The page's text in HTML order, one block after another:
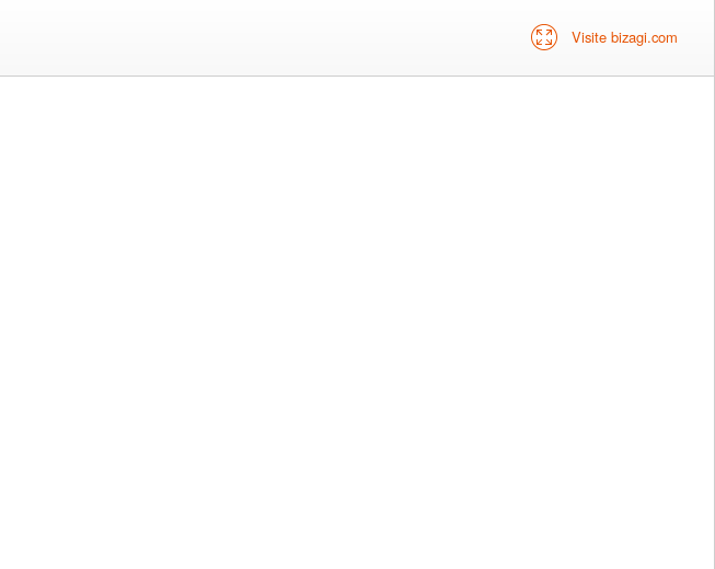
Visite bizagi.com